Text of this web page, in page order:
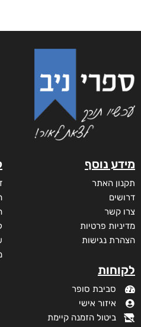
מידע נוסף
תקנון האתר
דרושים
צרו קשר
מדיניות פרטיות
הצהרת נגישות
לקוחות
סביבת סופר
איזור אישי
ביטול הזמנה קיימת